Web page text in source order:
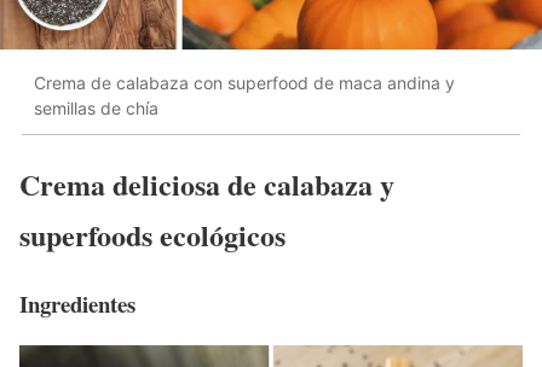
Crema de calabaza con superfood de maca andina y
semillas de chía
Crema deliciosa de calabaza y
superfoods ecológicos
Ingredientes